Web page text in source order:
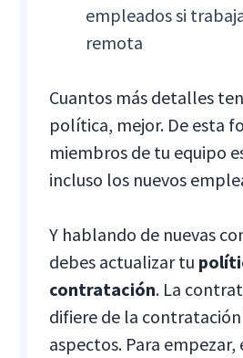
empleados si
remota
Cuantos más detalles
política, mejor. De esta
miembros de tu equipo
incluso los nuevos
Y hablando de nuevas
debes actualizar tu
contratación. La
difiere de la
aspectos. Para